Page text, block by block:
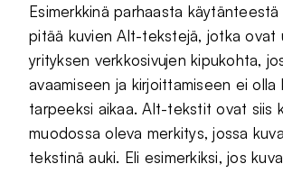
Esimerkkinä parhaasta käytänteestä
pitää kuvien Alt-tekstejä, jotka ovat
yrityksen verkkosivujen kipukohta,
avaamiseen ja kirjoittamiseen ei
tarpeeksi aikaa. Alt-tekstit ovat siis
muodossa oleva merkitys, jossa
tekstinä auki. Eli esimerkiksi, jos